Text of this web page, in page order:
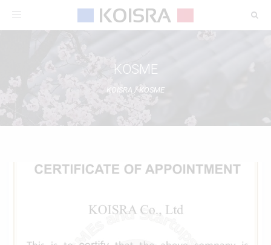
Toggle
KOSME
KOISRA / KOSME